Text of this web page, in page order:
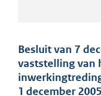
Besluit van 7
vaststelling van
1 december